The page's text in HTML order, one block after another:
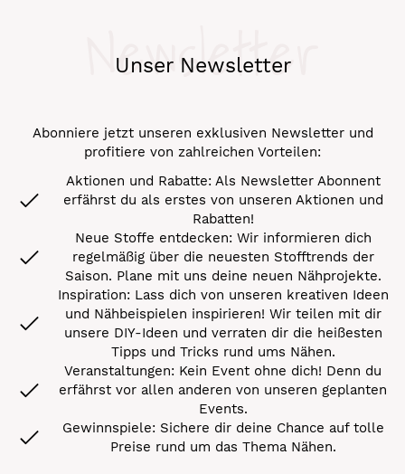
Unser Newsletter
Newsletter
Abonniere jetzt unseren exklusiven Newsletter und
profitiere von zahlreichen Vorteilen:
Aktionen und Rabatte: Als Newsletter Abonnent
erfährst du als erstes von unseren Aktionen und
Rabatten!
Neue Stoffe entdecken: Wir informieren dich
regelmäßig über die neuesten Stofftrends der
Saison. Plane mit uns deine neuen Nähprojekte.
Inspiration: Lass dich von unseren kreativen Ideen
und Nähbeispielen inspirieren! Wir teilen mit dir
unsere DIY-Ideen und verraten dir die heißesten
Tipps und Tricks rund ums Nähen.
Veranstaltungen: Kein Event ohne dich! Denn du
erfährst vor allen anderen von unseren geplanten
Events.
Gewinnspiele: Sichere dir deine Chance auf tolle
Preise rund um das Thema Nähen.